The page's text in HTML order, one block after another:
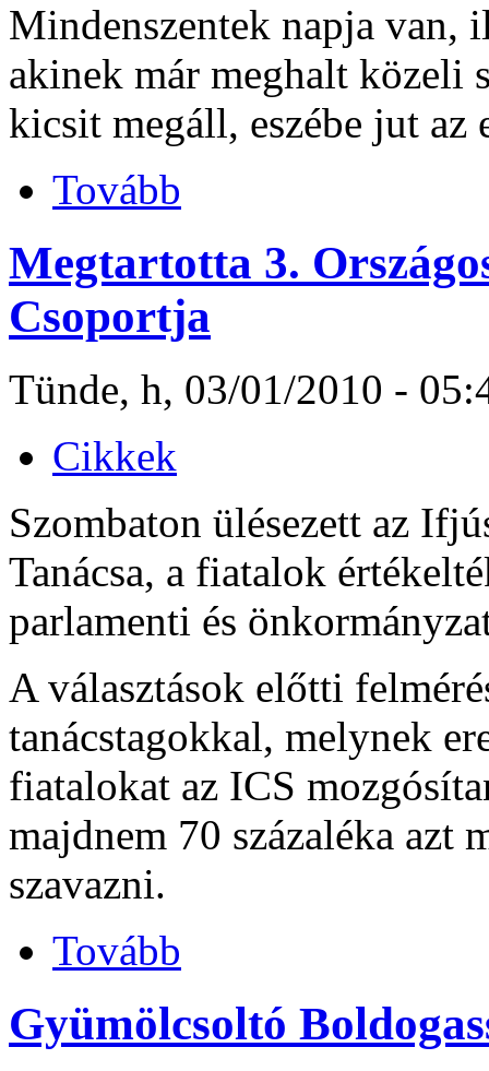
Mindenszentek napja van,
akinek már meghalt közeli
kicsit megáll, eszébe jut az
Tovább
Megtartotta 3.
Csoportja
Tünde, h, 03/01/2010 -
Cikkek
Szombaton ülésezett az
Tanácsa, a fiatalok
parlamenti és
A választások előtti
tanácstagokkal, melynek
fiatalokat az ICS
majdnem 70 százaléka azt
szavazni.
Tovább
Gyümölcsoltó